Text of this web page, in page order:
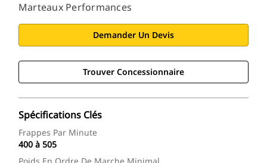
Marteaux Performances
Demander Un Devis
Trouver Concessionnaire
Spécifications Clés
Frappes Par Minute
400 à 505